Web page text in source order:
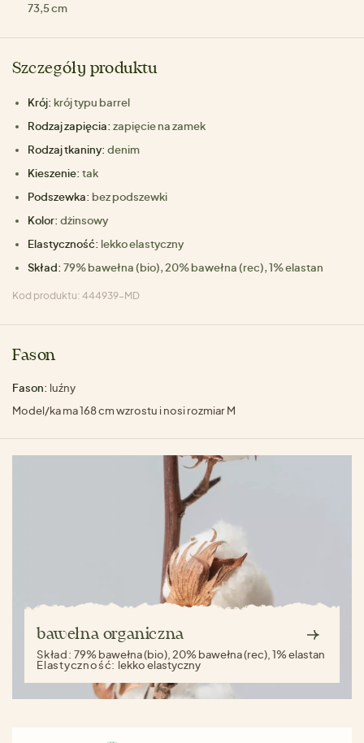
73,5 cm
Szczegóły produktu
Krój: krój typu barrel
Rodzaj zapięcia: zapięcie na zamek
Rodzaj tkaniny: denim
Kieszenie: tak
Podszewka: bez podszewki
Kolor: dżinsowy
Elastyczność: lekko elastyczny
Skład: 79% bawełna (bio), 20% bawełna (rec), 1% elastan
Kod produktu: 444939-MD
Fason
Fason: luźny
Model/ka ma 168 cm wzrostu i nosi rozmiar M
bawełna organiczna
Skład:79% bawełna (bio), 20% bawełna (rec), 1% elastan
Elastyczność: lekko elastyczny